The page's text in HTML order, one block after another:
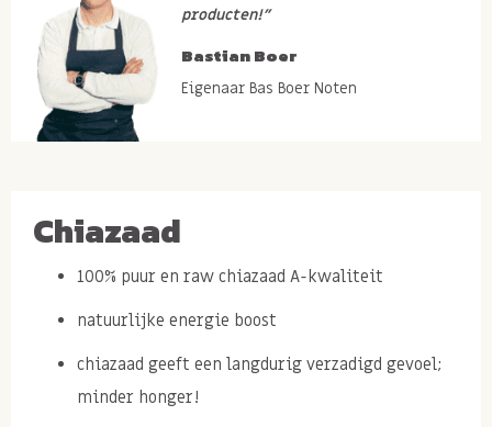
producten!”
Bastian Boer
Eigenaar Bas Boer Noten
Chiazaad
100% puur en raw chiazaad A-kwaliteit
natuurlijke energie boost
chiazaad geeft een langdurig verzadigd gevoel;
minder honger!